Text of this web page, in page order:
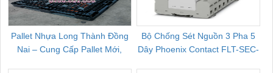
Pallet Nhựa Long Thành Đồng
Nai – Cung Cấp Pallet Mới,
Bộ Chống Sét Nguồn 3 Pha 5
Dây Phoenix Contact FLT-SEC-